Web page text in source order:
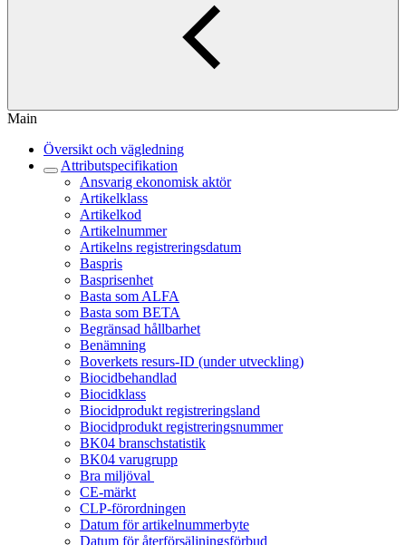
Main
Översikt och vägledning
Attributspecifikation
Ansvarig ekonomisk aktör
Artikelklass
Artikelkod
Artikelnummer
Artikelns registreringsdatum
Baspris
Basprisenhet
Basta som ALFA
Basta som BETA
Begränsad hållbarhet
Benämning
Boverkets resurs-ID (under utveckling)
Biocidbehandlad
Biocidklass
Biocidprodukt registreringsland
Biocidprodukt registreringsnummer
BK04 branschstatistik
BK04 varugrupp
Bra miljöval
CE-märkt
CLP-förordningen
Datum för artikelnummerbyte
Datum för återförsäljningsförbud